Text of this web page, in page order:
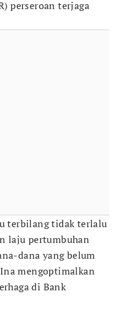
perseroan terjaga
terbilang tidak terlalu
laju pertumbuhan
dana yang belum
mengoptimalkan
di Bank